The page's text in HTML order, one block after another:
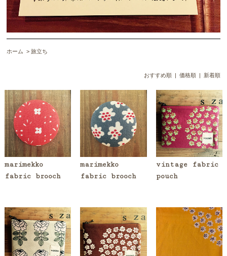
ホーム >旅立ち
おすすめ順 | 価格順| 新着順
marimekko
fabric brooch
marimekko
fabric brooch
vintage fabric
pouch